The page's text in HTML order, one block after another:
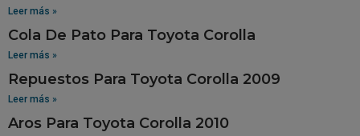
Leer más »
Cola De Pato Para Toyota Corolla
Leer más »
Repuestos Para Toyota Corolla 2009
Leer más »
Aros Para Toyota Corolla 2010